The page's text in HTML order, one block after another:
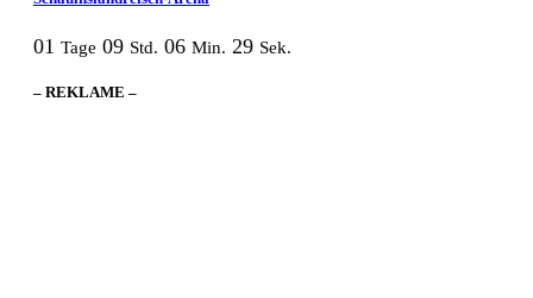
01 Tage 09 Std. 06 Min. 29 Sek.
– REKLAME –